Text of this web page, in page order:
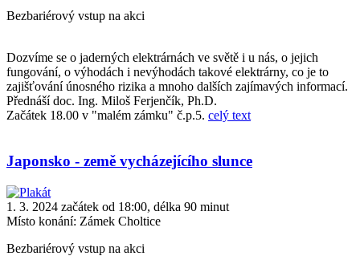
Bezbariérový vstup na akci
Dozvíme se o jaderných elektrárnách ve světě i u nás, o jejich
fungování, o výhodách i nevýhodách takové elektrárny, co je to
zajišťování únosného rizika a mnoho dalších zajímavých informací.
Přednáší doc. Ing. Miloš Ferjenčík, Ph.D.
Začátek 18.00 v "malém zámku" č.p.5. celý text
Japonsko - země vycházejícího slunce
1. 3. 2024 začátek od 18:00, délka 90 minut
Místo konání: Zámek Choltice
Bezbariérový vstup na akci